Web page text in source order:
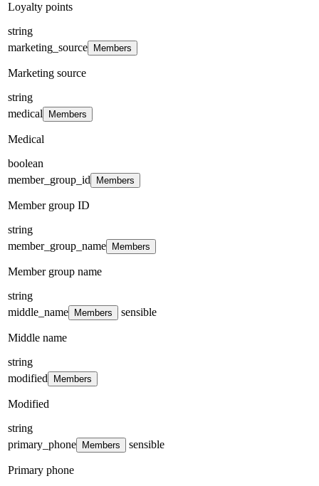
Loyalty points
string
marketing_source
Members
Marketing source
string
medical
Members
Medical
boolean
member_group_id
Members
Member group ID
string
member_group_name
Members
Member group name
string
middle_name
Members sensible
Middle name
string
modified
Members
Modified
string
primary_phone
Members sensible
Primary phone